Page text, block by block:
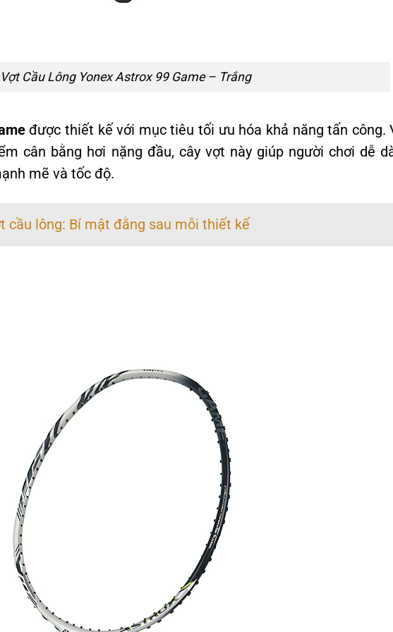
Vợt Cầu Lông Yonex Astrox 99 Game – Trắng
được thiết kế với mục tiêu tối ưu hóa khả năng tấn công.
cân bằng hơi nặng đầu, cây vợt này giúp người chơi dễ
mẽ và tốc độ.
cầu lông: Bí mật đằng sau mỗi thiết kế